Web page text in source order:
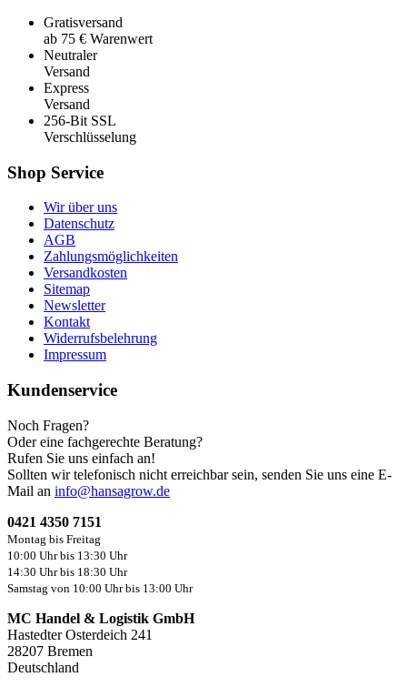
Gratisversand
ab 75 € Warenwert
Neutraler
Versand
Express
Versand
256-Bit SSL
Verschlüsselung
Shop Service
Wir über uns
Datenschutz
AGB
Zahlungsmöglichkeiten
Versandkosten
Sitemap
Newsletter
Kontakt
Widerrufsbelehrung
Impressum
Kundenservice
Noch Fragen?
Oder eine fachgerechte Beratung?
Rufen Sie uns einfach an!
Sollten wir telefonisch nicht erreichbar sein, senden Sie uns eine E-
Mail an info@hansagrow.de
0421 4350 7151
Montag bis Freitag
10:00 Uhr bis 13:30 Uhr
14:30 Uhr bis 18:30 Uhr
Samstag von 10:00 Uhr bis 13:00 Uhr
MC Handel & Logistik GmbH
Hastedter Osterdeich 241
28207 Bremen
Deutschland